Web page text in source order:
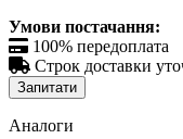
Умови постачання:
 100% передоплата
 Строк доставки
Запитати
Аналоги